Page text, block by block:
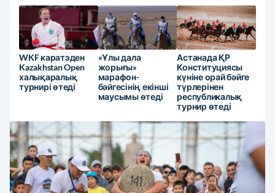
WKF каратэден
Kazakhstan Open
халықаралық
турнирі өтеді
«Ұлы дала
жорығы»
марафон-
бәйгесінің екінші
маусымы өтеді
Астанада ҚР
Конституциясы
күніне орай бәйге
түрлерінен
республикалық
турнир өтеді